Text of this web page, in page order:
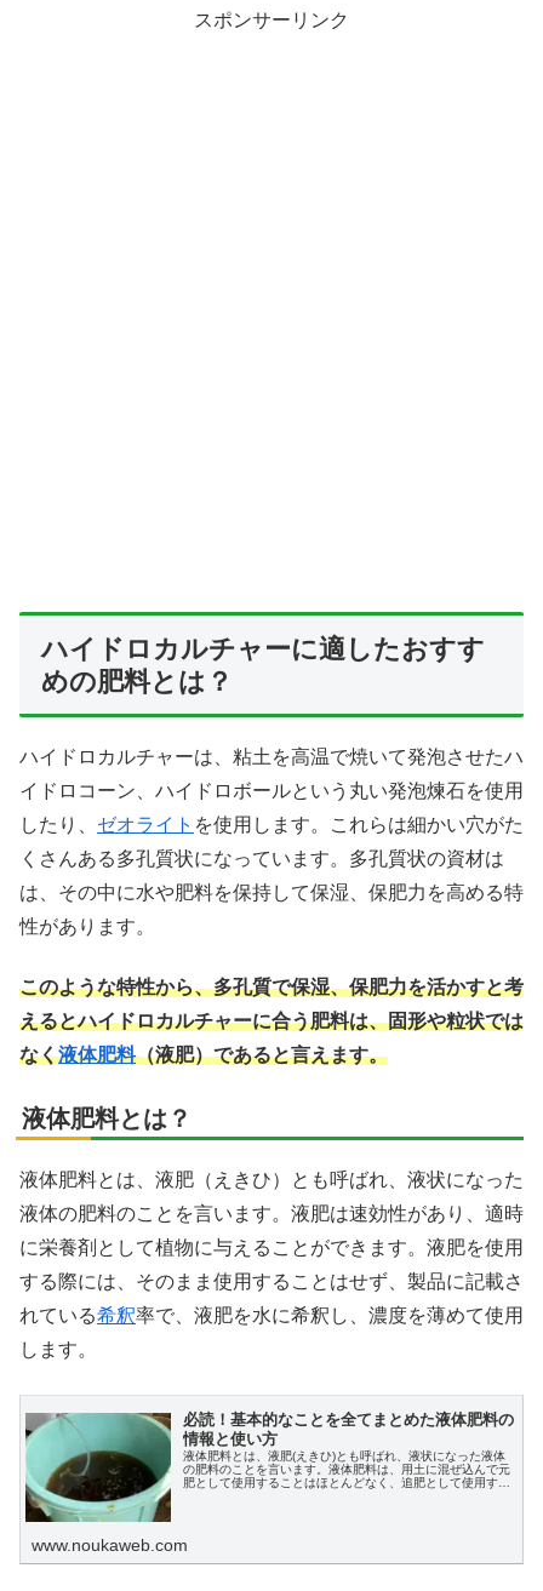
スポンサーリンク
ハイドロカルチャーに適したおすす
めの肥料とは？
ハイドロカルチャーは、粘土を高温で焼いて発泡させたハ
イドロコーン、ハイドロボールという丸い発泡煉石を使用
したり、 ゼオライト を使用します。これらは細かい穴がた
くさんある多孔質状になっています。多孔質状の資材は
は、その中に水や肥料を保持して保湿、保肥力を高める特
性があります。
このような特性から、多孔質で保湿、保肥力を活かすと考
えるとハイドロカルチャーに合う肥料は、固形や粒状では
なく液体肥料（液肥）であると言えます。
液体肥料とは？
液体肥料とは、液肥（えきひ）とも呼ばれ、液状になった
液体の肥料のことを言います。液肥は速効性があり、適時
に栄養剤として植物に与えることができます。液肥を使用
する際には、そのまま使用することはせず、製品に記載さ
れている希釈率で、液肥を水に希釈し、濃度を薄めて使用
します。
必読！基本的なことを全てまとめた液体肥料の
情報と使い方
液体肥料とは、液肥(えきひ)とも呼ばれ、液状になった液体
の肥料のことを言います。液体肥料は、用土に混ぜ込んで元
肥として使用することはほとんどなく、追肥として使用する
www.noukaweb.com